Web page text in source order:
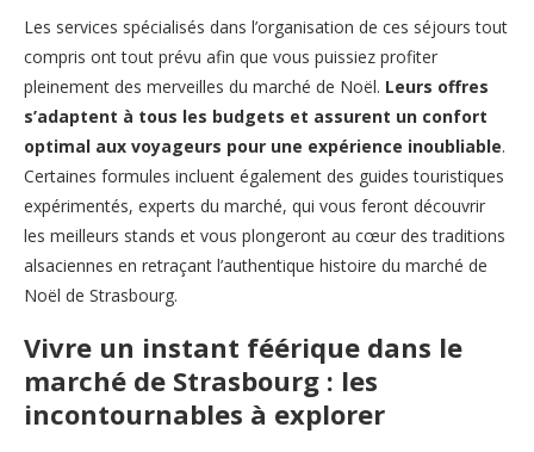
Les services spécialisés dans l’organisation de ces séjours tout
compris ont tout prévu afin que vous puissiez profiter
pleinement des merveilles du marché de Noël. Leurs offres
s’adaptent à tous les budgets et assurent un confort
optimal aux voyageurs pour une expérience inoubliable.
Certaines formules incluent également des guides touristiques
expérimentés, experts du marché, qui vous feront découvrir
les meilleurs stands et vous plongeront au cœur des traditions
alsaciennes en retraçant l’authentique histoire du marché de
Noël de Strasbourg.
Vivre un instant féérique dans le
marché de Strasbourg : les
incontournables à explorer